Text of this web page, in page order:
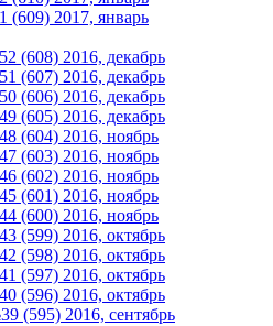
(609) 2017, январь
(608) 2016, декабрь
(607) 2016, декабрь
(606) 2016, декабрь
(605) 2016, декабрь
(604) 2016, ноябрь
(603) 2016, ноябрь
(602) 2016, ноябрь
(601) 2016, ноябрь
(600) 2016, ноябрь
(599) 2016, октябрь
(598) 2016, октябрь
(597) 2016, октябрь
(596) 2016, октябрь
(595) 2016, сентябрь